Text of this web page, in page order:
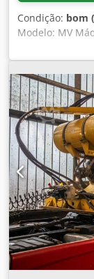
Condição: bom
Modelo: MV
bordas, para
tintas
com patins
com rodas
peças largas
ajustáveis -
Altura da
avanço: 5 a 25
150
mm 10/100
proteção
1000 x 1250 h